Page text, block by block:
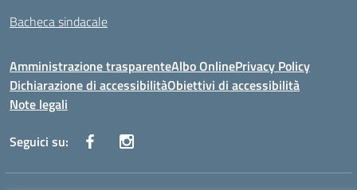
Bacheca sindacale
Amministrazione trasparenteAlbo OnlinePrivacy Policy
Dichiarazione di accessibilitàObiettivi di accessibilità
Note legali
Seguici su: